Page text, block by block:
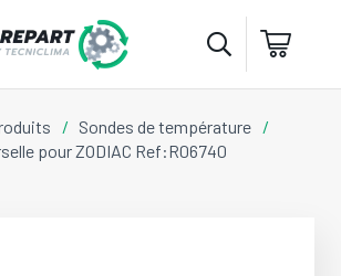
/ Sondes de température /
pour ZODIAC Ref:R06740